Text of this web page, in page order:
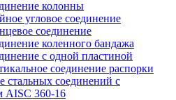
колонны
угловое соединение
соединение
коленного бандажа
с одной пластиной
соединение распорки
стальных соединений с
AISC 360-16